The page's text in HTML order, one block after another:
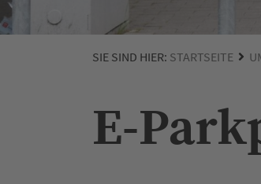
SIE SIND HIER: STARTSEITE
E-